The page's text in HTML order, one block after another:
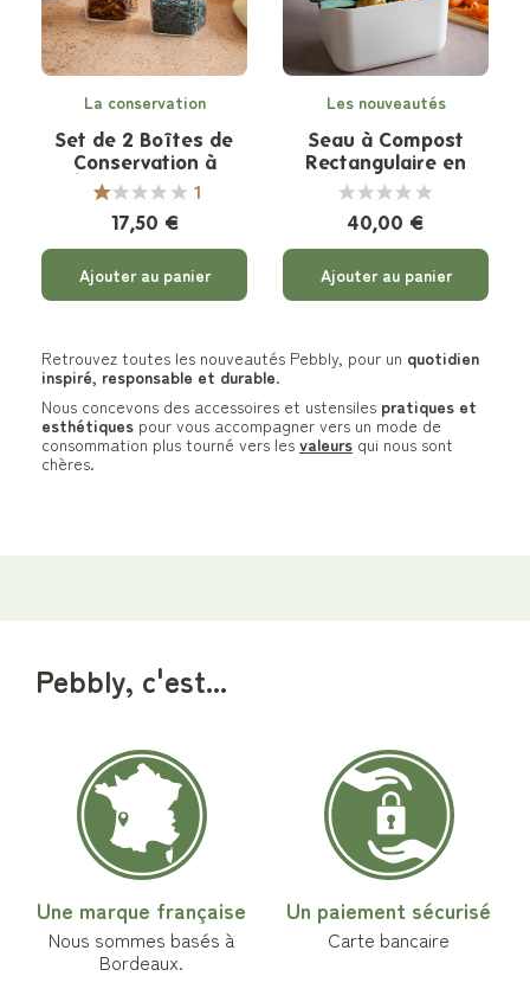
La conservation
Set de 2 Boîtes de
Conservation à
Épices en Verre
1
17,50 €
Ajouter au panier
Les nouveautés
Seau à Compost
Rectangulaire en
Plastique Recyclé
40,00 €
Ajouter au panier
Retrouvez toutes les nouveautés Pebbly, pour un quotidien
inspiré, responsable et durable.
Nous concevons des accessoires et ustensiles pratiques et
esthétiques pour vous accompagner vers un mode de
consommation plus tourné vers les valeurs qui nous sont
chères.
Pebbly, c'est...
Une marque française
Nous sommes basés à
Bordeaux.
Un paiement sécurisé
Carte bancaire